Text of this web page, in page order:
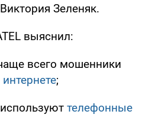
Зеленяк.
выяснил:
всего мошенники
;
телефонные